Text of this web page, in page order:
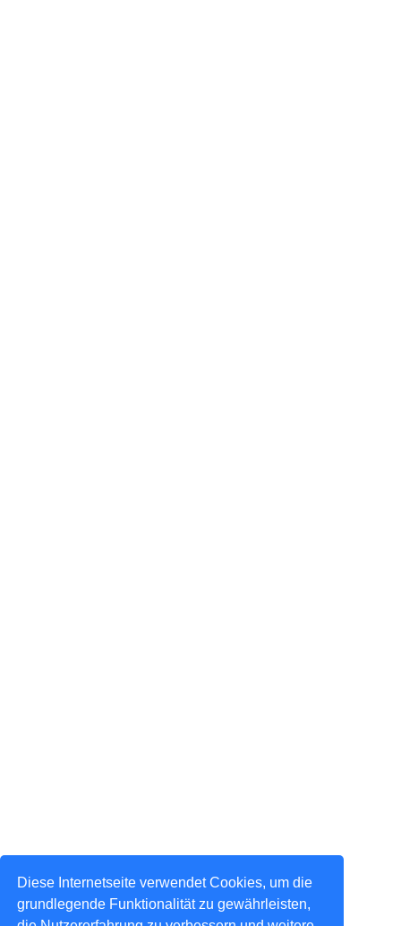
Diese Internetseite verwendet Cookies, um die
grundlegende Funktionalität zu gewährleisten,